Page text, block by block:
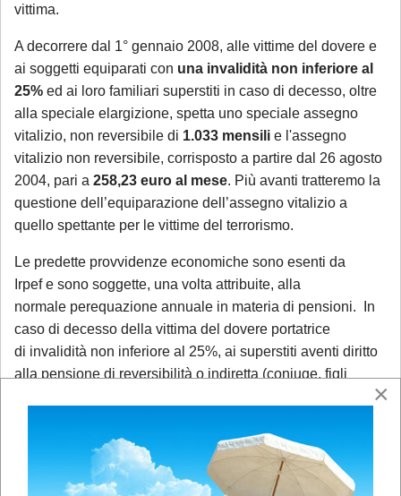
vittima.
A decorrere dal 1° gennaio 2008, alle vittime del dovere e
ai soggetti equiparati con una invalidità non inferiore al
25% ed ai loro familiari superstiti in caso di decesso, oltre
alla speciale elargizione, spetta uno speciale assegno
vitalizio, non reversibile di 1.033 mensili e l'assegno
vitalizio non reversibile, corrisposto a partire dal 26 agosto
2004, pari a 258,23 euro al mese. Più avanti tratteremo la
questione dell’equiparazione dell’assegno vitalizio a
quello spettante per le vittime del terrorismo.
Le predette provvidenze economiche sono esenti da
Irpef e sono soggette, una volta attribuite, alla
normale perequazione annuale in materia di pensioni. In
caso di decesso della vittima del dovere portatrice
di invalidità non inferiore al 25%, ai superstiti aventi diritto
alla pensione di reversibilità o indiretta (coniuge, figli
annualità del trattamento di reversibilità, comprensive della
×